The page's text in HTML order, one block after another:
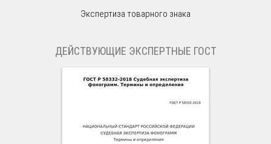
Экспертиза товарного знака
ДЕЙСТВУЮЩИЕ ЭКСПЕРТНЫЕ ГОСТ